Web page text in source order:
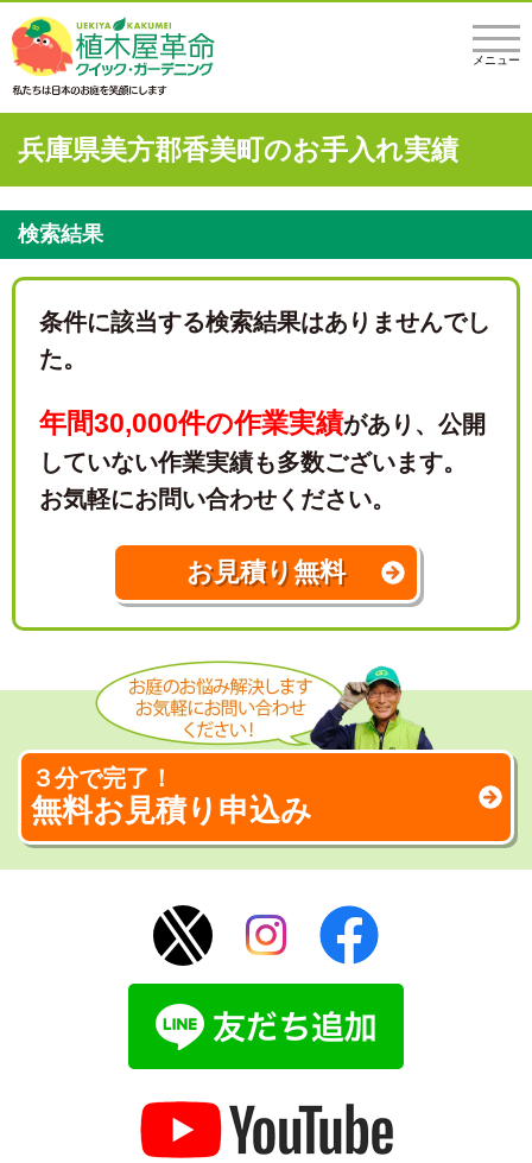
メニュー
兵庫県美方郡香美町のお手入れ実績
検索結果
条件に該当する検索結果はありませんでし
た。
年間30,000件の作業実績があり、 公開
していない作業実績も多数ございます。
お気軽にお問い合わせください。
お見積り無料
３分で完了！
無料お見積り申込み